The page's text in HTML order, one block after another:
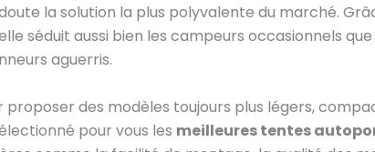
la solution la plus polyvalente du marché.
séduit aussi bien les campeurs occasionnels que
aguerris.
proposer des modèles toujours plus légers,
pour vous les meilleures tentes